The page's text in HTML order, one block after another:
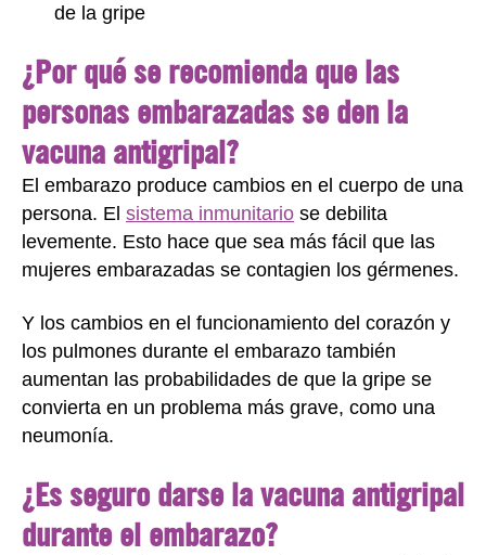
de la gripe
¿Por qué se recomienda que las
personas embarazadas se den la
vacuna antigripal?
El embarazo produce cambios en el cuerpo de una
persona. El sistema inmunitario se debilita
levemente. Esto hace que sea más fácil que las
mujeres embarazadas se contagien los gérmenes.
Y los cambios en el funcionamiento del corazón y
los pulmones durante el embarazo también
aumentan las probabilidades de que la gripe se
convierta en un problema más grave, como una
neumonía.
¿Es seguro darse la vacuna antigripal
durante el embarazo?